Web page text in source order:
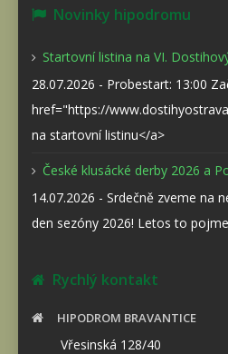
Novinky hipodromu
Startovní listina na VI.
28.07.2026 - Probestart: 13:00
href="https://
na startovní listinu</a>
České klusácké derby 2026 a
14.07.2026 - Srdečně zveme na
den sezóny 2026! Letos to
Rychlý kontakt
HIPODROM BRAVANTICE
Vřesinská 128/40